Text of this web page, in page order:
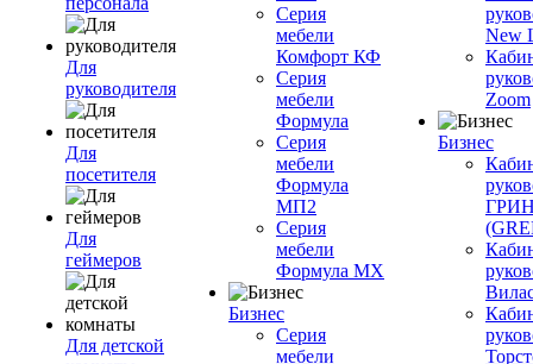
Для
руководителя
Для
посетителя
Для
геймеров
Для детской
Серия
мебели
Комфорт КФ
Серия
мебели
Формула
Серия
мебели
Формула
МП2
Серия
мебели
Формула МХ
Бизнес
Серия
мебели
New
Zoom
Бизнес